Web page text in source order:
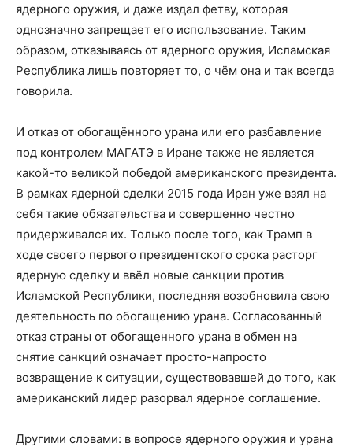
ядерного оружия, и даже издал фетву, которая
однозначно запрещает его использование. Таким
образом, отказываясь от ядерного оружия, Исламская
Республика лишь повторяет то, о чём она и так всегда
говорила.
И отказ от обогащённого урана или его разбавление
под контролем МАГАТЭ в Иране также не является
какой-то великой победой американского президента.
В рамках ядерной сделки 2015 года Иран уже взял на
себя такие обязательства и совершенно честно
придерживался их. Только после того, как Трамп в
ходе своего первого президентского срока расторг
ядерную сделку и ввёл новые санкции против
Исламской Республики, последняя возобновила свою
деятельность по обогащению урана. Согласованный
отказ страны от обогащенного урана в обмен на
снятие санкций означает просто-напросто
возвращение к ситуации, существовавшей до того, как
американский лидер разорвал ядерное соглашение.
Другими словами: в вопросе ядерного оружия и урана